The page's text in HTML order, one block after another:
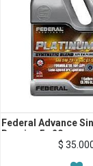
Federal Advance
Bencina 5w20
$